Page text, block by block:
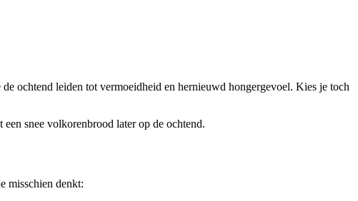
ochtend leiden tot vermoeidheid en hernieuwd hongergevoel. Kies je toch
snee volkorenbrood later op de ochtend.
misschien denkt: